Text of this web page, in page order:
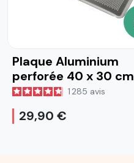
Plaque Aluminium
perforée 40 x 30 cm
1 285 avis
29,90 €